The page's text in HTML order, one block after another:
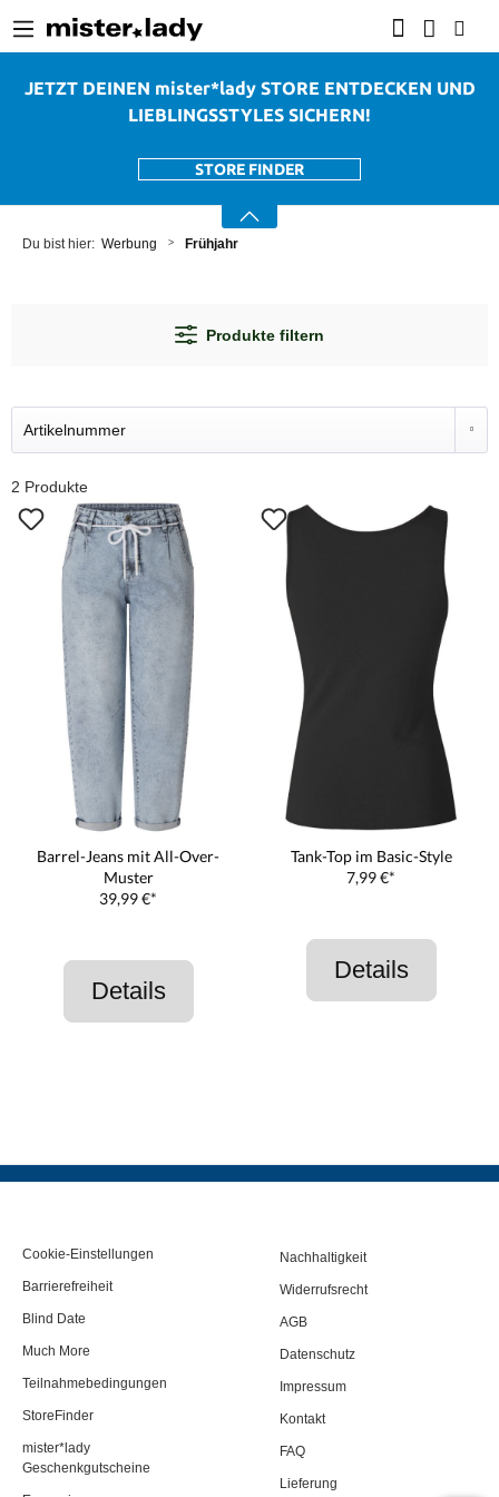
JETZT DEINEN mister*lady STORE ENTDECKEN UND
LIEBLINGSSTYLES SICHERN!
STORE FINDER
Werbung Frühjahr
Produkte filtern
2 Produkte
Barrel-Jeans mit All-Over-
Muster
39,99 €*
Details
Tank-Top im Basic-Style
7,99 €*
Details
Cookie-Einstellungen
Barrierefreiheit
Blind Date
Much More
Teilnahmebedingungen
StoreFinder
mister*lady
Geschenkgutscheine
Nachhaltigkeit
Widerrufsrecht
AGB
Datenschutz
Impressum
Kontakt
FAQ
Lieferung